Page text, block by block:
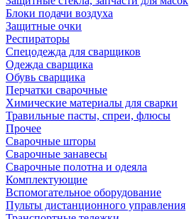
Блоки подачи воздуха
Защитные очки
Респираторы
Спецодежда для сварщиков
Одежда сварщика
Обувь сварщика
Перчатки сварочные
Химические материалы для сварки
Травильные пасты, спреи, флюсы
Прочее
Сварочные шторы
Сварочные занавесы
Сварочные полотна и одеяла
Комплектующие
Вспомогательное оборудование
Пульты дистанционного управления